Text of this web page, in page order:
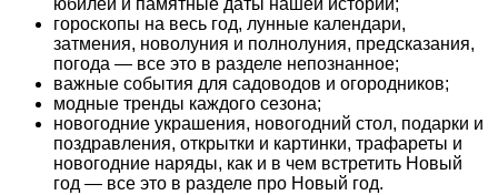
юбилеи и памятные даты нашей истории;
гороскопы на весь год, лунные календари,
затмения, новолуния и полнолуния, предсказания,
погода — все это в разделе непознанное;
важные события для садоводов и огородников;
модные тренды каждого сезона;
новогодние украшения, новогодний стол, подарки и
поздравления, открытки и картинки, трафареты и
новогодние наряды, как и в чем встретить Новый
год — все это в разделе про Новый год.